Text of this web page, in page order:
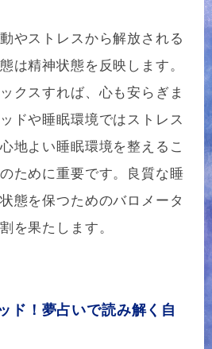
やストレスから解放される
は精神状態を反映します。
クスすれば、心も安らぎま
ドや睡眠環境ではストレス
地よい睡眠環境を整えるこ
ために重要です。良質な睡
態を保つためのバロメータ
を果たします。
ド！夢占いで読み解く自